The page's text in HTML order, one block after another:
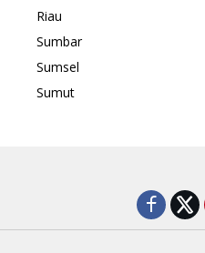
Riau
Sumbar
Sumsel
Sumut